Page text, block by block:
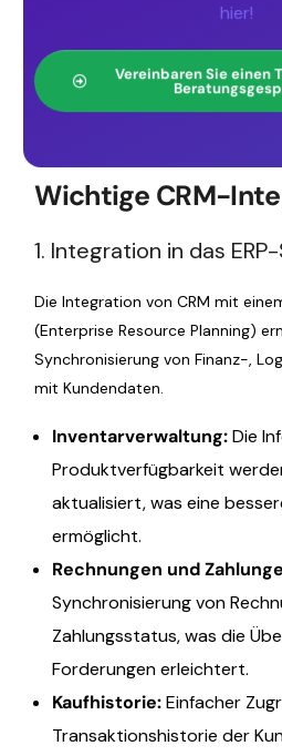
hier!
Vereinbaren Sie einen
Wichtige CRM-
1. Integration in das
Die Integration von CRM mit
(Enterprise Resource Planning)
Synchronisierung von Finanz-,
mit Kundendaten.
Inventarverwaltung:Die
Produktverfügbarkeit
aktualisiert, was eine
ermöglicht.
Rechnungen und
Synchronisierung von
Zahlungsstatus, was die
Forderungen erleichtert.
Kaufhistorie:Einfacher
Transaktionshistorie der